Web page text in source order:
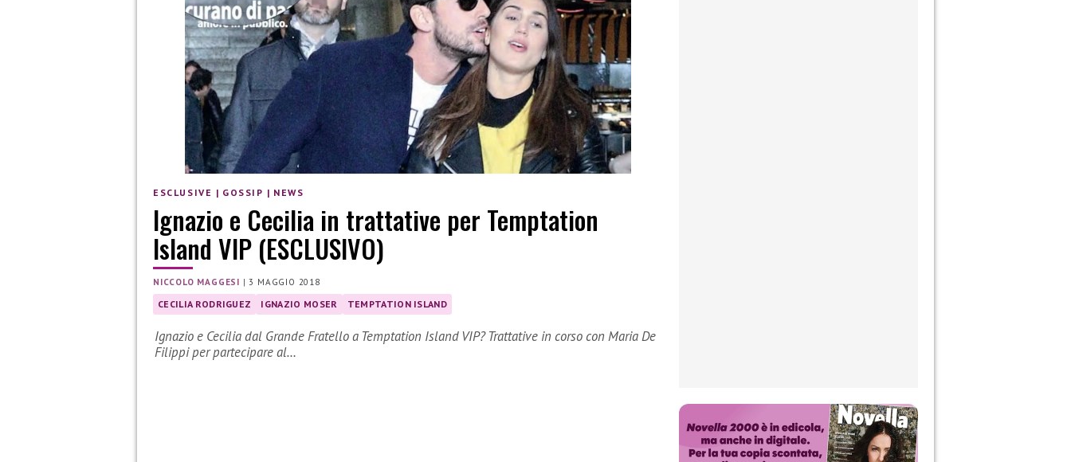
ESCLUSIVE | GOSSIP | NEWS
Ignazio e Cecilia in trattative per Temptation
Island VIP (ESCLUSIVO)
NICCOLO MAGGESI |3 MAGGIO 2018
CECILIA RODRIGUEZ IGNAZIO MOSER TEMPTATION ISLAND
Ignazio e Cecilia dal Grande Fratello a Temptation Island VIP? Trattative in corso con Maria De
Filippi per partecipare al…